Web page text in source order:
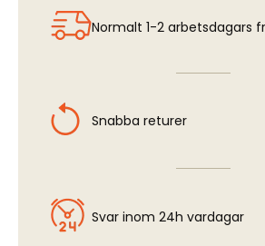
Normalt 1-2 arbetsdagars
Snabba returer
Svar inom 24h vardagar